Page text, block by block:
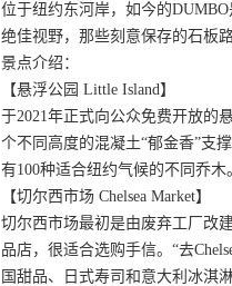
位于纽约东河岸，如今的
绝佳视野，那些刻意保存的石板
景点介绍：
【悬浮公园 Little Island】
于2021年正式向公众免费开放的
个不同高度的混凝土“郁金香”支
有100种适合纽约气候的不同乔
【切尔西市场 Chelsea Market】
切尔西市场最初是由废弃工厂改
品店，很适合选购手信。“去
国甜品、日式寿司和意大利冰淇